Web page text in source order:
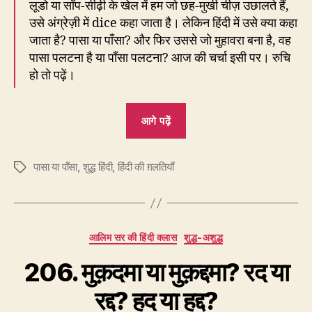
लूडो या साँप-सीढ़ी के खेल में हम जो छह-मुखी चीज़ उछालते हैं,
उसे अंग्रेज़ी में dice कहा जाता है। लेकिन हिंदी में उसे क्या कहा
जाता है? पासा या पाँसा? और फिर उससे जो मुहावरा बना है, वह
पासा पलटना है या पाँसा पलटना? आज की चर्चा इसी पर। रुचि
हो तो पढ़ें।
आगे पढ़ें
तो
पलटता
है
या
पाँसा?”
Tagsपासा या पाँसा, शुद्ध हिंदी, हिंदी की ग़लतियाँ
Categories
आलिम सर की हिंदी क्लास शुद्ध-अशुद्ध
206. मुक़दमा या मुक़द्दमा? रद या
रद्द? हद या हद्द?